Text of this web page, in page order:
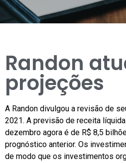
Randon
projeções
A Randon divulgou a revisão de
2021. A previsão de receita
dezembro agora é de R$ 8,5
prognóstico anterior. Os
de modo que os investimentos